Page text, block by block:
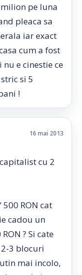
pe luna
pleaca sa
iar exact
cum a fost
nu e cinestie ce
si 5
!
16 mai 2013
cu 2
RON cat
cadou un
? Si cate
3 blocuri
mai incolo,